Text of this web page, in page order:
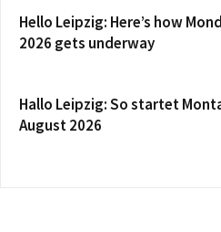
Hello Leipzig: Here’s how
2026 gets underway
Hallo Leipzig: So startet
August 2026